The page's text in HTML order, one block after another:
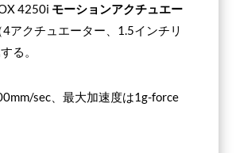
4250i モーションアクチュエー
4アクチュエーター、1.5インチリ
る。
sec、最大加速度は1g-force